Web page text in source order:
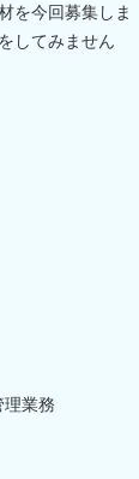
を今回募集しま
してみません
業務